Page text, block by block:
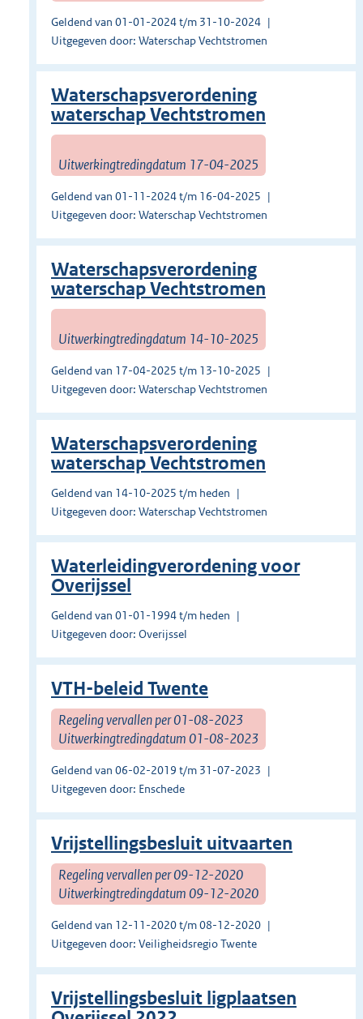
Geldend van 01-01-2024 t/m 31-10-2024
Uitgegeven door: Waterschap Vechtstromen
Waterschapsverordening
waterschap Vechtstromen
Uitwerkingtredingdatum 17-04-2025
Geldend van 01-11-2024 t/m 16-04-2025
Uitgegeven door: Waterschap Vechtstromen
Waterschapsverordening
waterschap Vechtstromen
Uitwerkingtredingdatum 14-10-2025
Geldend van 17-04-2025 t/m 13-10-2025
Uitgegeven door: Waterschap Vechtstromen
Waterschapsverordening
waterschap Vechtstromen
Geldend van 14-10-2025 t/m heden
Uitgegeven door: Waterschap Vechtstromen
Waterleidingverordening voor
Overijssel
Geldend van 01-01-1994 t/m heden
Uitgegeven door: Overijssel
VTH-beleid Twente
Regeling vervallen per 01-08-2023
Uitwerkingtredingdatum 01-08-2023
Geldend van 06-02-2019 t/m 31-07-2023
Uitgegeven door: Enschede
Vrijstellingsbesluit uitvaarten
Regeling vervallen per 09-12-2020
Uitwerkingtredingdatum 09-12-2020
Geldend van 12-11-2020 t/m 08-12-2020
Uitgegeven door: Veiligheidsregio Twente
Vrijstellingsbesluit ligplaatsen